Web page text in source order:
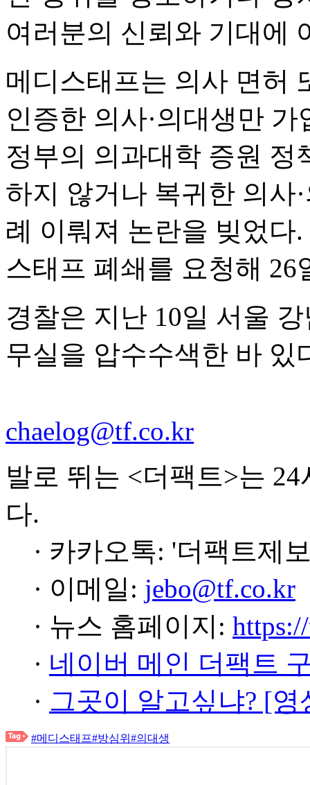
여러분의 신뢰와 기대에
메디스태프는 의사 면허
인증한 의사·의대생만
정부의 의과대학 증원 정
하지 않거나 복귀한 의사
례 이뤄져 논란을 빚었다
스태프 폐쇄를 요청해
경찰은 지난 10일 서울
무실을 압수수색한 바 있
chaelog@tf.co.kr
발로 뛰는 <더팩트>는
다.
· 카카오톡: '더팩트제
· 이메일: jebo@tf.co.kr
· 뉴스 홈페이지:
· 네이버 메인 더팩트
· 그곳이 알고싶냐? [
#메디스태프#방심위 #의대생